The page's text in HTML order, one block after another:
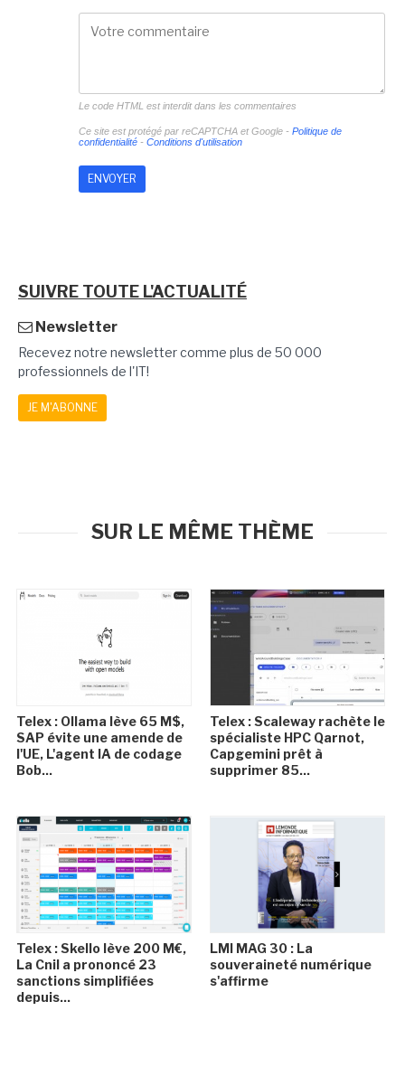
Le code HTML est interdit dans les commentaires
Ce site est protégé par reCAPTCHA et Google - Politique de
confidentialité- Conditions d'utilisation
SUIVRE TOUTE L'ACTUALITÉ
Newsletter
Recevez notre newsletter comme plus de 50 000
professionnels de l'IT!
JE M'ABONNE
SUR LE MÊME THÈME
Telex : Ollama lève 65 M$,
SAP évite une amende de
l'UE, L'agent IA de codage
Bob...
Telex : Scaleway rachète le
spécialiste HPC Qarnot,
Capgemini prêt à
supprimer 85...
Telex : Skello lève 200 M€,
La Cnil a prononcé 23
sanctions simplifiées
depuis...
LMI MAG 30 : La
souveraineté numérique
s'affirme